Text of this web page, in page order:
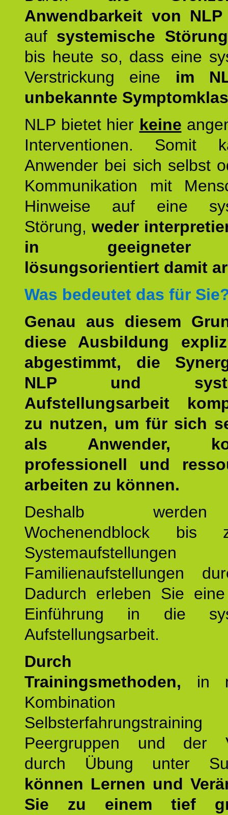
Anwendbarkeit von NLP
auf systemische
bis heute so, dass eine
Verstrickung eine im
unbekannte
NLP bietet hier keine
Interventionen. Somit
Anwender bei sich selbst
Kommunikation mit
Hinweise auf eine
Störung, weder
in geeigneter
lösungsorientiert damit
Was bedeutet das für
Genau aus diesem
diese Ausbildung
abgestimmt, die
NLP und
Aufstellungsarbeit
zu nutzen, um für sich
als Anwender,
professionell und
arbeiten zu können.
Deshalb
Wochenendblock bis
Familienaufstellungen
Dadurch erleben Sie
Einführung in die
Aufstellungsarbeit.
Durch
Trainingsmethoden, in
Peergruppen und der
durch Übung unter
können Lernen und
Sie zu einem tief